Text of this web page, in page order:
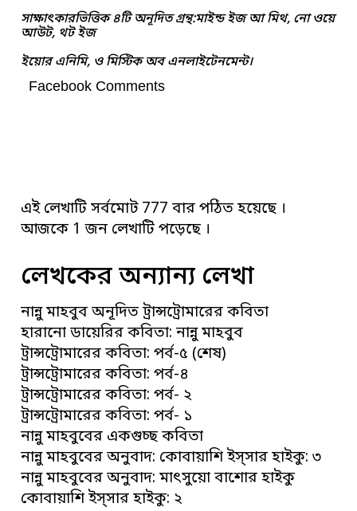
সাক্ষাৎকারভিত্তিক ৪টি অনূদিত গ্রন্থ:মাইন্ড ইজ আ মিথ, নো ওয়ে
আউট, থট ইজ
ইয়োর এনিমি, ও মিস্টিক অব এনলাইটেনমেন্ট।
Facebook Comments
এই লেখাটি সর্বমোট 777 বার পঠিত হয়েছে ।
আজকে 1 জন লেখাটি পড়েছে ।
লেখকের অন্যান্য লেখা
নান্নু মাহবুব অনূদিত ট্রান্সট্রোমারের কবিতা
হারানো ডায়েরির কবিতা: নান্নু মাহবুব
ট্রান্সট্রোমারের কবিতা: পর্ব-৫ (শেষ)
ট্রান্সট্রোমারের কবিতা: পর্ব-৪
ট্রান্সট্রোমারের কবিতা: পর্ব- ২
ট্রান্সট্রোমারের কবিতা: পর্ব- ১
নান্নু মাহবুবের একগুচ্ছ কবিতা
নান্নু মাহবুবের অনুবাদ: কোবায়াশি ইস্সার হাইকু: ৩
নান্নু মাহবুবের অনুবাদ: মাৎসুয়ো বাশোর হাইকু
কোবায়াশি ইস্সার হাইকু: ২